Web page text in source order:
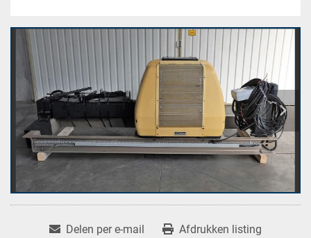
Delen per e-mail Afdrukken listing